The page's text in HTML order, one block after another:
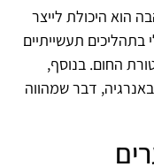
הוא היכולת לייצר
בתהליכים תעשייתיים
החום. בנוסף,
דבר שמהווה